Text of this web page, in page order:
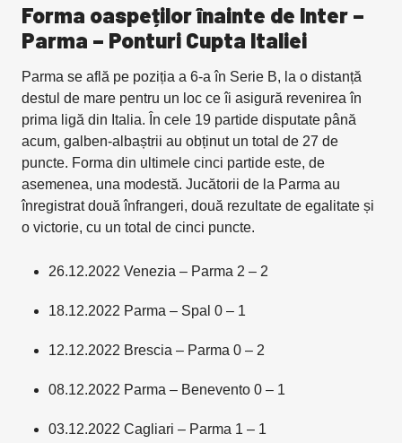
Forma oaspeților înainte de Inter –
Parma – Ponturi Cupta Italiei
Parma se află pe poziția a 6-a în Serie B, la o distanță
destul de mare pentru un loc ce îi asigură revenirea în
prima ligă din Italia. În cele 19 partide disputate până
acum, galben-albaștrii au obținut un total de 27 de
puncte. Forma din ultimele cinci partide este, de
asemenea, una modestă. Jucătorii de la Parma au
înregistrat două înfrangeri, două rezultate de egalitate și
o victorie, cu un total de cinci puncte.
26.12.2022 Venezia – Parma 2 – 2
18.12.2022 Parma – Spal 0 – 1
12.12.2022 Brescia – Parma 0 – 2
08.12.2022 Parma – Benevento 0 – 1
03.12.2022 Cagliari – Parma 1 – 1